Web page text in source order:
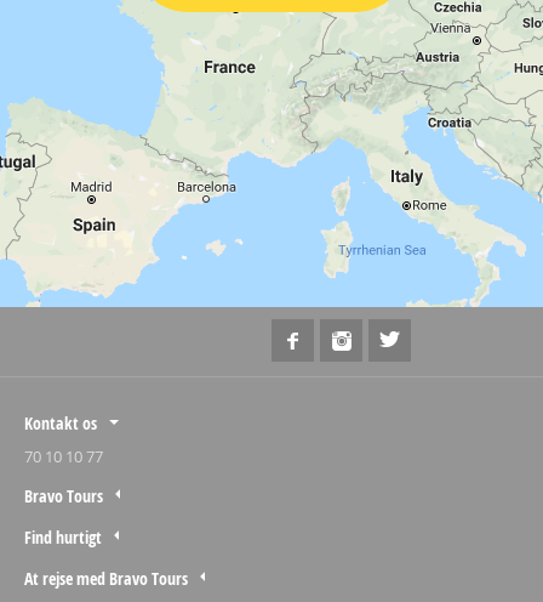
Kontakt os
70 10 10 77
Bravo Tours
Find hurtigt
At rejse med Bravo Tours